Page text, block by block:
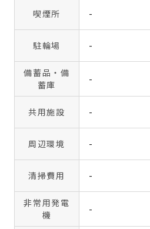
喫煙所 -
駐輪場 -
備蓄品・備
蓄庫
-
共用施設 -
周辺環境 -
清掃費用 -
非常用発電
機
-